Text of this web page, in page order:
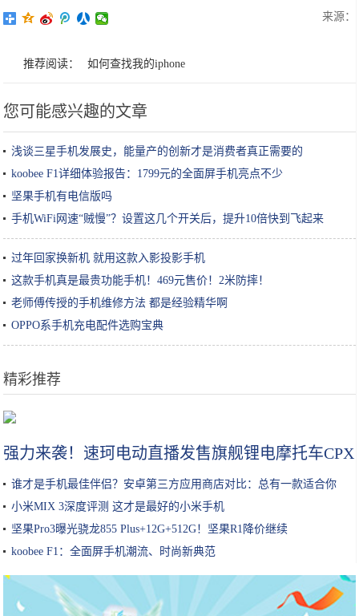
来源：
推荐阅读： 如何查找我的iphone
您可能感兴趣的文章
浅谈三星手机发展史，能量产的创新才是消费者真正需要的
koobee F1详细体验报告：1799元的全面屏手机亮点不少
坚果手机有电信版吗
手机WiFi网速“贼慢”？设置这几个开关后，提升10倍快到飞起来
过年回家换新机 就用这款入影投影手机
这款手机真是最贵功能手机！469元售价！2米防摔！
老师傅传授的手机维修方法 都是经验精华啊
OPPO系手机充电配件选购宝典
精彩推荐
强力来袭！速珂电动直播发售旗舰锂电摩托车CPX
谁才是手机最佳伴侣？安卓第三方应用商店对比：总有一款适合你
小米MIX 3深度评测 这才是最好的小米手机
坚果Pro3曝光骁龙855 Plus+12G+512G！坚果R1降价继续
koobee F1：全面屏手机潮流、时尚新典范